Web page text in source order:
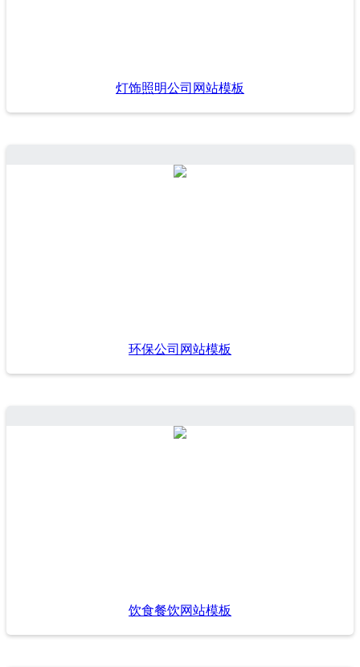
灯饰照明公司网站模板
环保公司网站模板
饮食餐饮网站模板